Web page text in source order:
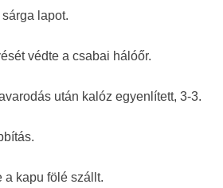
lapot.
védte a csabai hálóőr.
után kalóz egyenlített, 3-3.
a kapu fölé szállt.